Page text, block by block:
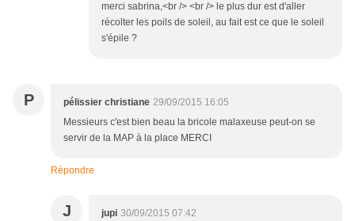
merci sabrina,<br /> <br /> le plus dur est d'aller
récolter les poils de soleil, au fait est ce que le soleil
s'épile ?
P pélissier christiane 29/09/2015 16:05
Messieurs c'est bien beau la bricole malaxeuse peut-on se
servir de la MAP à la place MERCI
Répondre
J jupi 30/09/2015 07:42